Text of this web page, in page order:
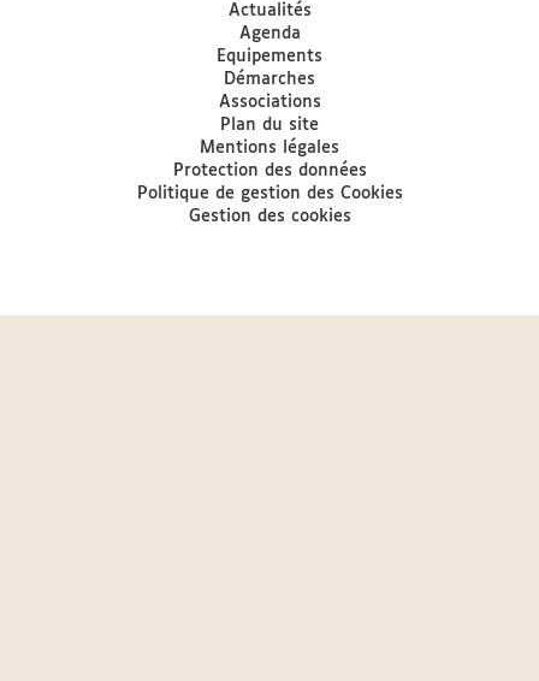
Actualités
Agenda
Equipements
Démarches
Associations
Plan du site
Mentions légales
Protection des données
Politique de gestion des Cookies
Gestion des cookies